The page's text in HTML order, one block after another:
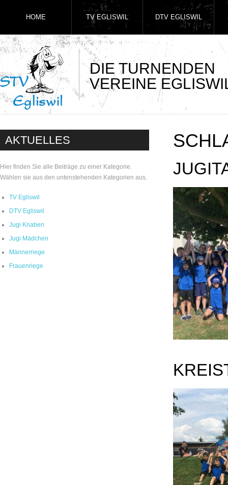
DIE TURNENDEN
VEREINE
HOME TV EGLISWIL DTV EGLISWIL
AKTUELLES
Hier finden Sie alle Beiträge zu einer Kategorie.
Wählen sie aus den untenstehenden Kategorien aus.
TV Egliswil
DTV Egliswil
Jugi Knaben
Jugi Mädchen
Männerriege
Frauenriege